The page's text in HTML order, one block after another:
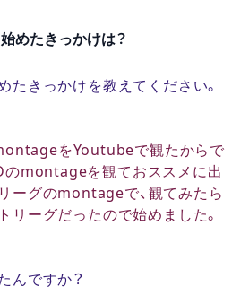
めたきっかけは？
たきっかけを教えてください。
をYoutubeで観たからで
のmontageを観ておススメに出
ーグのmontageで、観てみたら
リーグだったので始めました。
んですか？